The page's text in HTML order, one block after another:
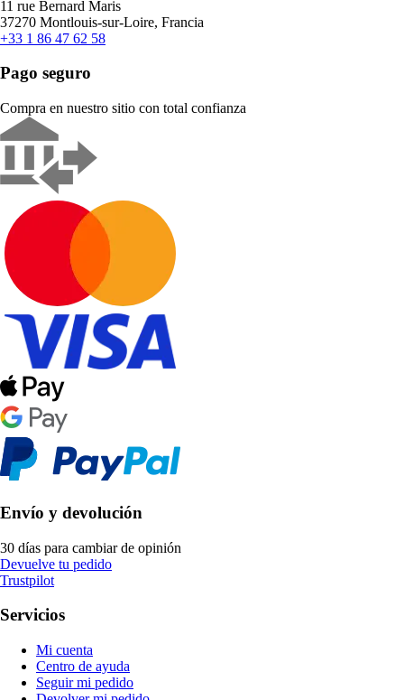
11 rue Bernard Maris
37270 Montlouis-sur-Loire, Francia
+33 1 86 47 62 58
Pago seguro
Compra en nuestro sitio con total confianza
Envío y devolución
30 días para cambiar de opinión
Devuelve tu pedido
Trustpilot
Servicios
Mi cuenta
Centro de ayuda
Seguir mi pedido